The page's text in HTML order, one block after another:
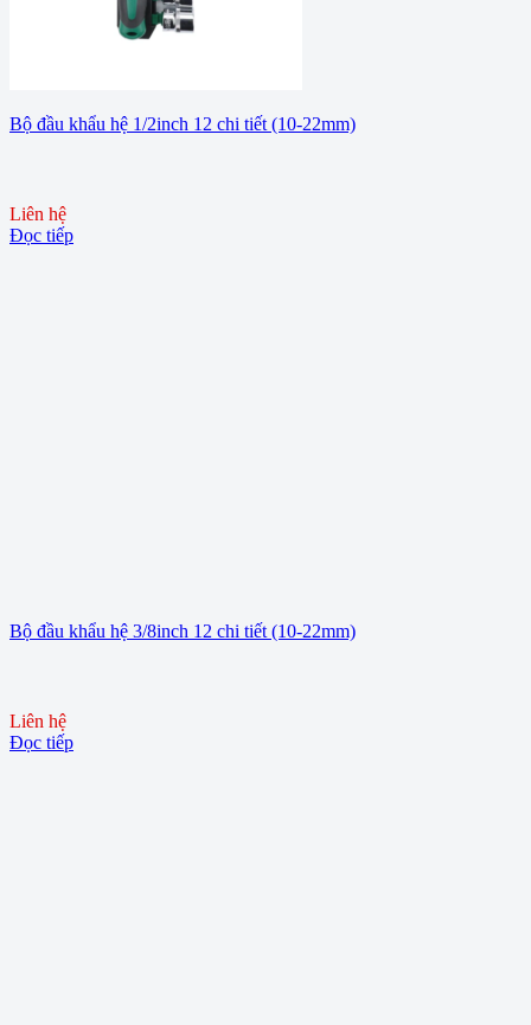
Bộ đầu khẩu hệ 1/2inch 12 chi tiết (10-22mm)
Liên hệ
Đọc tiếp
Bộ đầu khẩu hệ 3/8inch 12 chi tiết (10-22mm)
Liên hệ
Đọc tiếp